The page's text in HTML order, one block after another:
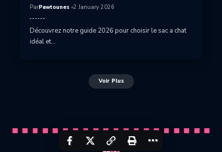
ParPawtounes 2 January 2026
Découvrez notre guide 2026 pour choisir le sac a chat
idéal et…
Voir Plus